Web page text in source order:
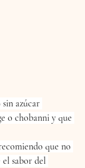
azúcar
o chobanni y que
que no
el sabor del